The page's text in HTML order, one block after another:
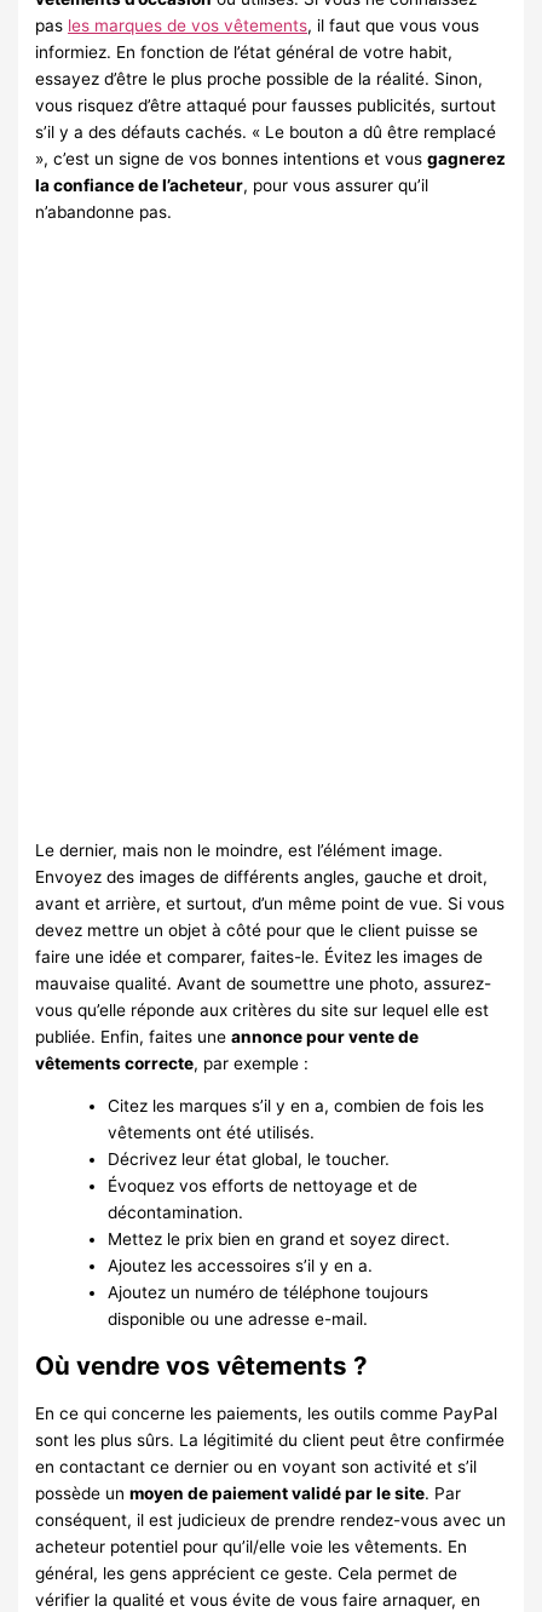
pas les marques de vos vêtements, il faut que vous vous
informiez. En fonction de l’état général de votre habit,
essayez d’être le plus proche possible de la réalité. Sinon,
vous risquez d’être attaqué pour fausses publicités, surtout
s’il y a des défauts cachés. « Le bouton a dû être remplacé
», c’est un signe de vos bonnes intentions et vousgagnerez
la confiance de l’acheteur, pour vous assurer qu’il
n’abandonne pas.
Le dernier, mais non le moindre, est l’élément image.
Envoyez des images de différents angles, gauche et droit,
avant et arrière, et surtout, d’un même point de vue. Si vous
devez mettre un objet à côté pour que le client puisse se
faire une idée et comparer, faites-le. Évitez les images de
mauvaise qualité. Avant de soumettre une photo, assurez-
vous qu’elle réponde aux critères du site sur lequel elle est
publiée. Enfin, faites uneannonce pour vente de
vêtements correcte, par exemple :
Citez les marques s’il y en a, combien de fois les
vêtements ont été utilisés.
Décrivez leur état global, le toucher.
Évoquez vos efforts de nettoyage et de
décontamination.
Mettez le prix bien en grand et soyez direct.
Ajoutez les accessoires s’il y en a.
Ajoutez un numéro de téléphone toujours
disponible ou une adresse e-mail.
Où vendre vos vêtements ?
En ce qui concerne les paiements, les outils comme PayPal
sont les plus sûrs. La légitimité du client peut être confirmée
en contactant ce dernier ou en voyant son activité et s’il
possède unmoyen de paiement validé par le site. Par
conséquent, il est judicieux de prendre rendez-vous avec un
acheteur potentiel pour qu’il/elle voie les vêtements. En
général, les gens apprécient ce geste. Cela permet de
vérifier la qualité et vous évite de vous faire arnaquer, en